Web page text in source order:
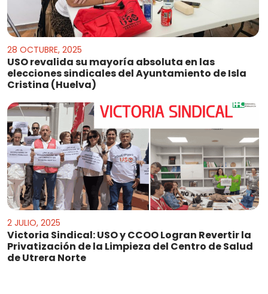
28 OCTUBRE, 2025
USO revalida su mayoría absoluta en las
elecciones sindicales del Ayuntamiento de Isla
Cristina (Huelva)
2 JULIO, 2025
Victoria Sindical: USO y CCOO Logran Revertir la
Privatización de la Limpieza del Centro de Salud
de Utrera Norte